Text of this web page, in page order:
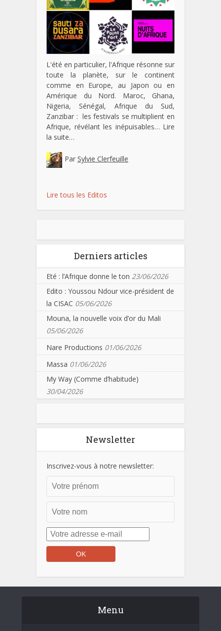
L'été en particulier, l'Afrique résonne sur
toute la planète, sur le continent
comme en Europe, au Japon ou en
Amérique du Nord. Maroc, Ghana,
Nigeria, Sénégal, Afrique du Sud,
Zanzibar : les festivals se multiplient en
Afrique, révélant les inépuisables… Lire
la suite…
Par Sylvie Clerfeuille
Lire tous les Editos
Derniers articles
Eté : l’Afrique donne le ton 23/06/2026
Edito : Youssou Ndour vice-président de
la CISAC 05/06/2026
Mouna, la nouvelle voix d’or du Mali
05/06/2026
Nare Productions 01/06/2026
Massa 01/06/2026
My Way (Comme d’habitude)
30/04/2026
Newsletter
Inscrivez-vous à notre newsletter:
Menu